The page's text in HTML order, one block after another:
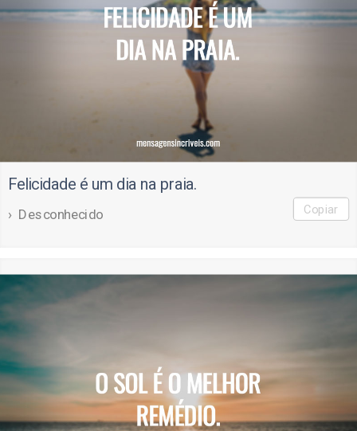
Felicidade é um dia na praia.
Desconhecido Copiar